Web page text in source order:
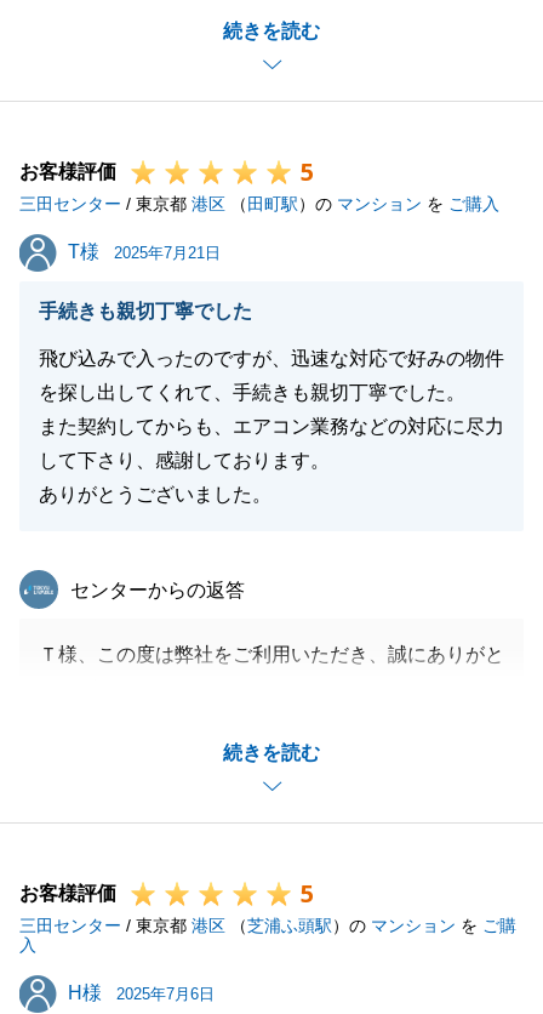
続きを読む
だきありがとうございました。
いつもレスポンスよくご対応いただけてこちらも大変
助かりました。
けますと幸いです。
引き続きどうぞよろしくお願い申し上げます。
閉じる
お客様評価 5
三田センター / 東京都 港区 （ 田町駅）の マンション を ご購入
T様
T様 2025年7月21日
手続きも親切丁寧でした
飛び込みで入ったのですが、迅速な対応で好みの物件
を探し出してくれて、手続きも親切丁寧でした。
また契約してからも、エアコン業務などの対応に尽力
して下さり、感謝しております。
ありがとうございました。
続きを読む
東急リバブル
センターからの返答
Ｔ様、この度は弊社をご利用いただき、誠にありがと
約いただけて私も嬉しく思っております。
私自身も大変気に入ったお部屋でした。
ご家族皆さまの生活がより良いものとなることを願っ
引き続きどうぞよろしくお願い申し上げます。
お客様評価 5
三田センター / 東京都 港区 （芝浦ふ頭駅）の マンション を ご購
入
H様
H様 2025年7月6日